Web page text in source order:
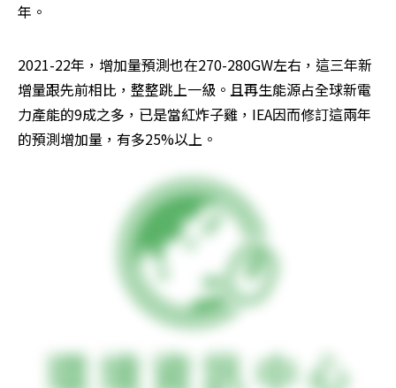
年。
2021-22年，增加量預測也在270-280GW左右，這三年新
增量跟先前相比，整整跳上一級。且再生能源占全球新電
力產能的9成之多，已是當紅炸子雞，IEA因而修訂這兩年
的預測增加量，有多25%以上。